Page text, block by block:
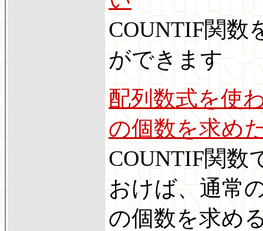
COUNTIF関数
ができます
配列数式を使
の個数を求め
COUNTIF関数
おけば、通常
の個数を求め